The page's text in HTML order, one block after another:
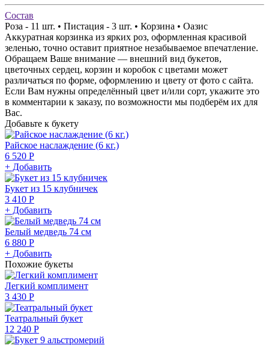
Состав
Роза - 11 шт. • Пистация - 3 шт. • Корзина • Оазис
Аккуратная корзинка из ярких роз, оформленная красивой
зеленью, точно оставит приятное незабываемое впечатление.
Обращаем Ваше внимание — внешний вид букетов,
цветочных сердец, корзин и коробок с цветами может
различаться по форме, оформлению и цвету от фото с сайта.
Если Вам нужны определённый цвет и/или сорт, укажите это
в комментарии к заказу, по возможности мы подберём их для
Вас.
Добавьте к букету
Райское наслаждение (6 кг.)
6 520 Р
+ Добавить
Букет из 15 клубничек
3 410 Р
+ Добавить
Белый медведь 74 см
6 880 Р
+ Добавить
Похожие букеты
Легкий комплимент
3 430 Р
Театральный букет
12 240 Р